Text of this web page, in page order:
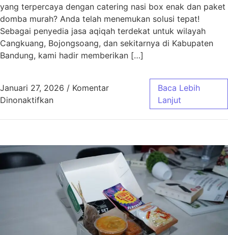
yang terpercaya dengan catering nasi box enak dan paket
domba murah? Anda telah menemukan solusi tepat!
Sebagai penyedia jasa aqiqah terdekat untuk wilayah
Cangkuang, Bojongsoang, dan sekitarnya di Kabupaten
Bandung, kami hadir memberikan […]
Januari 27, 2026 / Komentar
Dinonaktifkanpada Aqiqah Cangkuang Bandung Terdekat
Baca Lebih
Lanjut